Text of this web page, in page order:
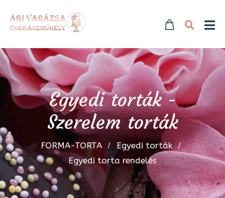
Egyedi torták -
Szerelem torták
FORMA-TORTA
Egyedi torták
Egyedi torta rendelés